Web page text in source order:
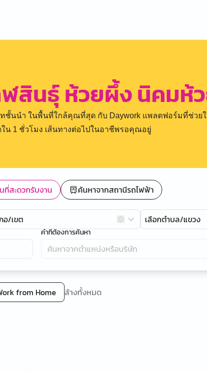
สินธุ์ ห้วยผึ้ง นิคมห้
ชั้นนำ ในพื้นที่ใกล้คุณที่สุด กับ Daywork แพลตฟอร์มที่ช่วย
ใน 1 ชั่วโมง เส้นทางต่อไปในอาชีพรอคุณอยู่
ที่สะดวกรับงาน ค้นหาจากสถานีรถไฟฟ้า
อ/เขต เลือกตำบล/แขวง
คำที่ต้องการค้นหา
from Home ล้างทั้งหมด